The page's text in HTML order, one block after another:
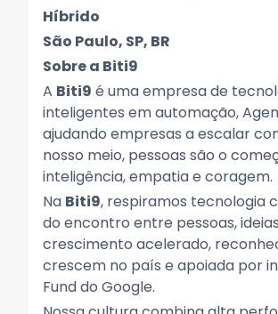
Híbrido
São Paulo, SP, BR
Sobre a Biti9
A Biti9 é uma empresa de
inteligentes em automação,
ajudando empresas a escalar
nosso meio, pessoas são o
inteligência, empatia e coragem.
Na Biti9, respiramos tecnologia
do encontro entre pessoas,
crescimento acelerado,
crescem no país e apoiada por
Fund do Google.